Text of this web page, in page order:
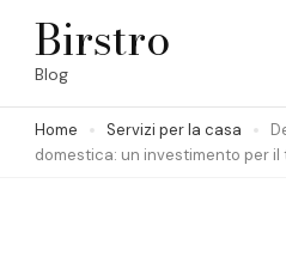
Skip
(Press
Birstro
Blog
Home Servizi per la casa
domestica: un investimento per il